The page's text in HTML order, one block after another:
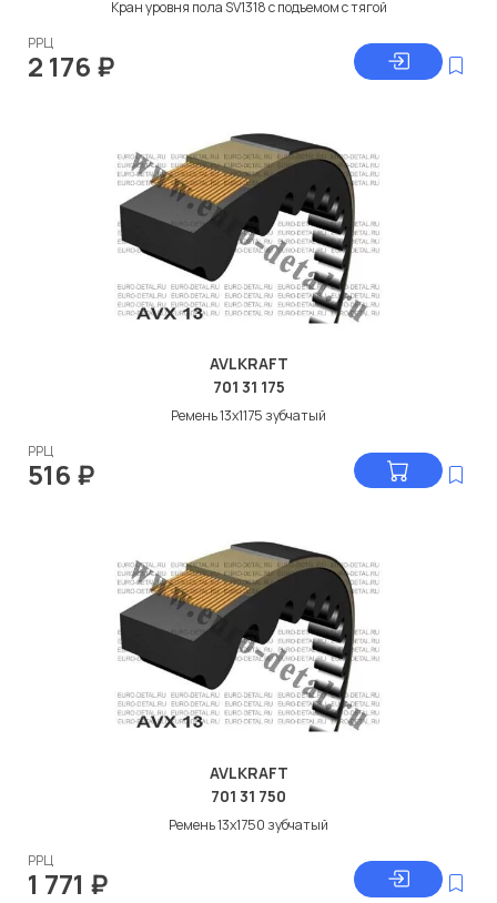
Кран уровня пола SV1318 с подъемом с тягой
РРЦ
2 176 ₽
AVLKRAFT
701 31 175
Ремень 13x1175 зубчатый
РРЦ
516 ₽
AVLKRAFT
701 31 750
Ремень 13x1750 зубчатый
РРЦ
1 771 ₽